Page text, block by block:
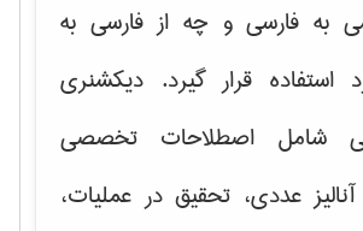
به فارسی و چه از فارسی به
استفاده قرار گیرد. دیکشنری
شامل اصطلاحات تخصصی
آنالیز عددی، تحقیق در عملیات،